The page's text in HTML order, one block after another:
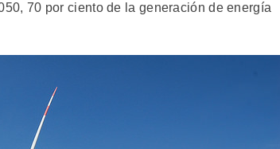
70 por ciento de la generación de energía